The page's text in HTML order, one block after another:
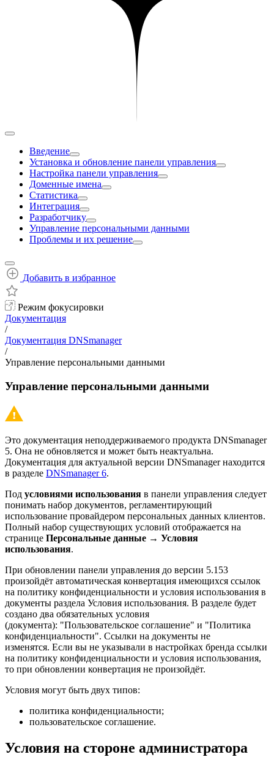
Введение
Установка и обновление панели управления
Настройка панели управления
Доменные имена
Статистика
Интеграция
Разработчику
Управление персональными данными
Проблемы и их решение
Добавить в избранное
Режим фокусировки
Документация
/
Документация DNSmanager
/
Управление персональными данными
Управление персональными данными
Это документация неподдерживаемого продукта DNSmanager
5. Она не обновляется и может быть неактуальна.
Документация для актуальной версии DNSmanager находится
в разделе DNSmanager 6.
Под условиями использования в панели управления следует
понимать набор документов, регламентирующий
использование провайдером персональных данных клиентов.
Полный набор существующих условий отображается на
странице Персональные данные → Условия
использования.
При обновлении панели управления до версии 5.153
произойдёт автоматическая конвертация имеющихся ссылок
на политику конфиденциальности и условия использования в
документы раздела Условия использования. В разделе будет
создано два обязательных условия
(документа): "Пользовательское соглашение" и "Политика
конфиденциальности". Ссылки на документы не
изменятся. Если вы не указывали в настройках бренда ссылки
на политику конфиденциальности и условия использования,
то при обновлении конвертация не произойдёт.
Условия могут быть двух типов:
политика конфиденциальности;
пользовательское соглашение.
Условия на стороне администратора